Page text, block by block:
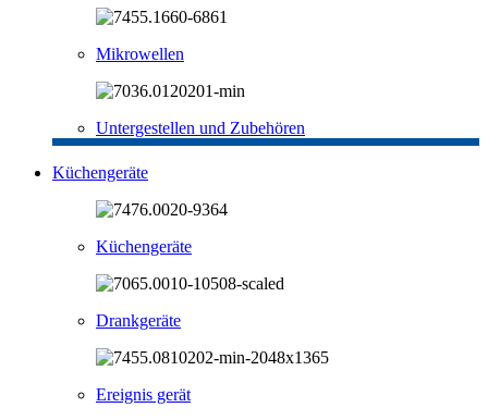
Mikrowellen
Untergestellen und Zubehören
Küchengeräte
Küchengeräte
Drankgeräte
Ereignis gerät